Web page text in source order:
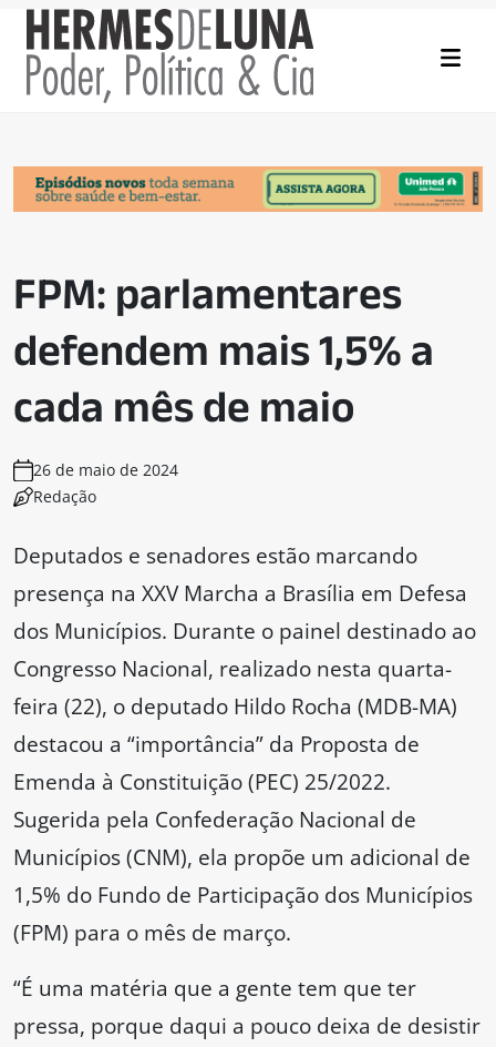
FPM: parlamentares
defendem mais 1,5% a
cada mês de maio
26 de maio de 2024
Redação
Deputados e senadores estão marcando
presença na XXV Marcha a Brasília em Defesa
dos Municípios. Durante o painel destinado ao
Congresso Nacional, realizado nesta quarta-
feira (22), o deputado Hildo Rocha (MDB-MA)
destacou a “importância” da Proposta de
Emenda à Constituição (PEC) 25/2022.
Sugerida pela Confederação Nacional de
Municípios (CNM), ela propõe um adicional de
1,5% do Fundo de Participação dos Municípios
(FPM) para o mês de março.
“É uma matéria que a gente tem que ter
pressa, porque daqui a pouco deixa de desistir